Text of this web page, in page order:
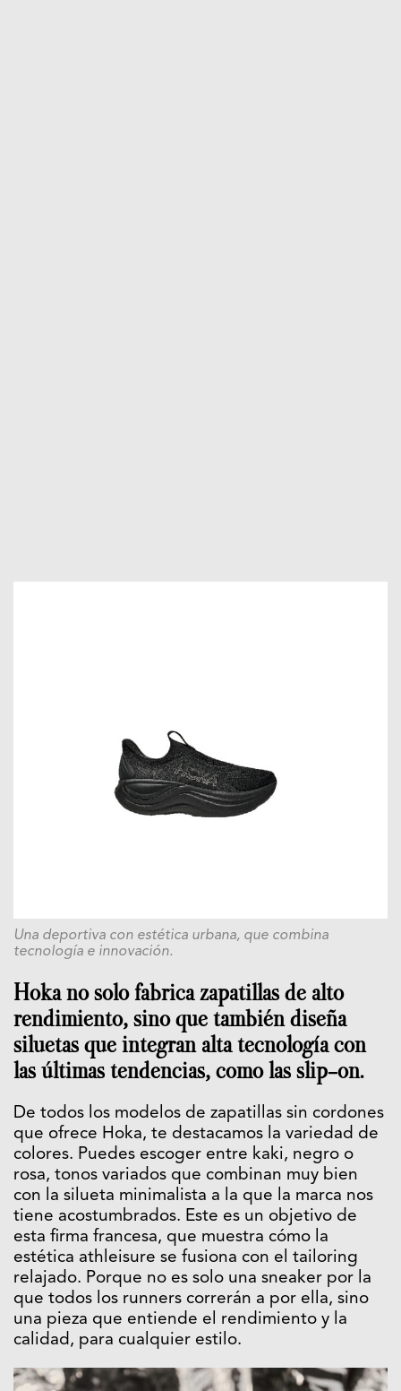
Una deportiva con estética urbana, que combina
tecnología e innovación.
Hoka no solo fabrica zapatillas de alto
rendimiento, sino que también diseña
siluetas que integran alta tecnología con
las últimas tendencias, como las slip-on.
De todos los modelos de zapatillas sin cordones
que ofrece Hoka, te destacamos la variedad de
colores. Puedes escoger entre kaki, negro o
rosa, tonos variados que combinan muy bien
con la silueta minimalista a la que la marca nos
tiene acostumbrados. Este es un objetivo de
esta firma francesa, que muestra cómo la
estética athleisure se fusiona con el tailoring
relajado. Porque no es solo una sneaker por la
que todos los runners correrán a por ella, sino
una pieza que entiende el rendimiento y la
calidad, para cualquier estilo.